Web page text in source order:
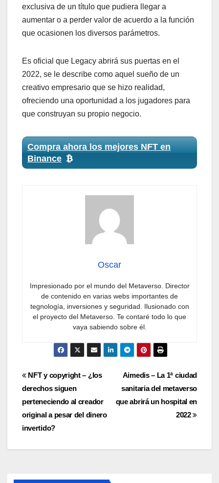
exclusiva de un título que pudiera llegar a
aumentar o a perder valor de acuerdo a la función
que ocasionen los diversos parámetros.
Es oficial que Legacy abrirá sus puertas en el
2022, se le describe como aquel sueño de un
creativo empresario que se hizo realidad,
ofreciendo una oportunidad a los jugadores para
que construyan su propio negocio.
Compra ahora los mejores NFT en
Binance
Oscar
Impresionado por el mundo del Metaverso. Director
de contenido en varias webs importantes de
tegnología, inversiones y seguridad. Ilusionado con
el proyecto del Metaverso. Te contaré todo lo que
vaya sabiendo sobre él.
Navegación
de
entradas
Aimedis – La 1ª ciudad
sanitaria del metaverso
que abrirá un hospital en
2022
NFT y copyright – ¿los
derechos siguen
perteneciendo al creador
original a pesar del dinero
invertido?